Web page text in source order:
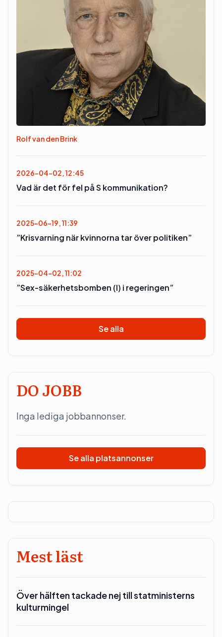
Rolf van den Brink
2026-04-02, 12:45
Vad är det för fel på S kommunikation?
2025-06-19, 11:39
”Krisvarning när kvinnorna tar över politiken”
2025-04-02, 11:02
”Sex-säkerhetsbomben (l) i regeringen”
Se alla
DO JOBB
Inga lediga jobbannonser.
Se alla platsannonser
Mest läst
Över hälften tackade nej till statministerns
kulturmingel